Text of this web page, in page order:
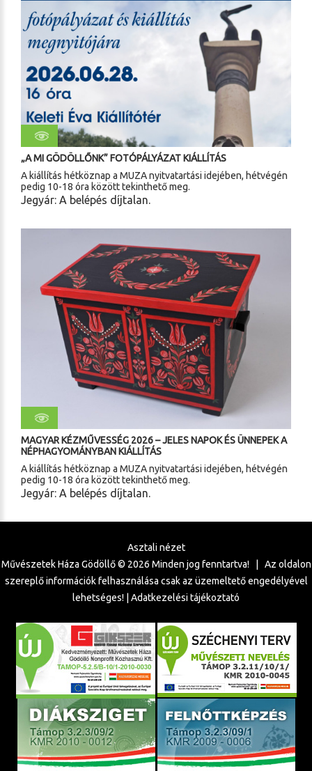
„A MI GÖDÖLLŐNK” FOTÓPÁLYÁZAT KIÁLLÍTÁS
A kiállítás hétköznap a MUZA nyitvatartási idejében, hétvégén
pedig 10-18 óra között tekinthető meg.
Jegyár: A belépés díjtalan.
MAGYAR KÉZMŰVESSÉG 2026 – JELES NAPOK ÉS ÜNNEPEK A
NÉPHAGYOMÁNYBAN KIÁLLÍTÁS
A kiállítás hétköznap a MUZA nyitvatartási idejében, hétvégén
pedig 10-18 óra között tekinthető meg.
Jegyár: A belépés díjtalan.
Asztali nézet
Művészetek Háza Gödöllő © 2026 Minden jog fenntartva! | Az oldalon
szereplő információk felhasználása csak az üzemeltető engedélyével
lehetséges! | Adatkezelési tájékoztató